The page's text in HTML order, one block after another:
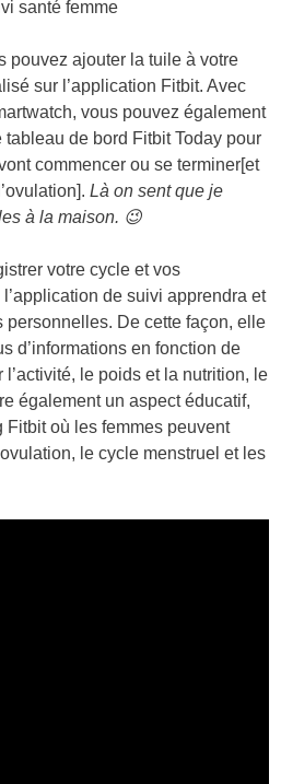
pouvez ajouter la tuile à votre
sur l’application Fitbit. Avec
vous pouvez également
de bord Fitbit Today pour
commencer ou se terminer[et
Là on sent que je
à la maison. 😉
votre cycle et vos
de suivi apprendra et
personnelles. De cette façon, elle
d’informations en fonction de
l’activité, le poids et la nutrition, le
également un aspect éducatif,
où les femmes peuvent
le cycle menstruel et les